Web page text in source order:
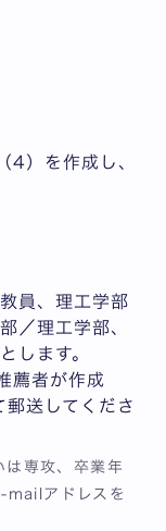
4）を作成し、
員、理工学部
／理工学部、
します。
薦者が作成
送してくださ
専攻、卒業年
mailアドレスを